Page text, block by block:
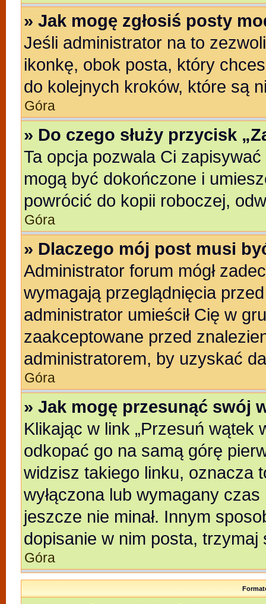
» Jak mogę zgłosiś posty
Jeśli administrator na to
ikonkę, obok posta, który
do kolejnych kroków, które są
Góra
» Do czego służy przycisk
Ta opcja pozwala Ci
mogą być dokończone i
powrócić do kopii roboczej,
Góra
» Dlaczego mój post musi
Administrator forum mógł
wymagają przeglądnięcia
administrator umieścił Cię w
zaakceptowane przed
administratorem, by uzyskać
Góra
» Jak mogę przesunąć swój
Klikając w link „Przesuń wątek
odkopać go na samą górę
widzisz takiego linku, oznacza
wyłączona lub wymagany
jeszcze nie minał. Innym
dopisanie w nim posta,
Góra